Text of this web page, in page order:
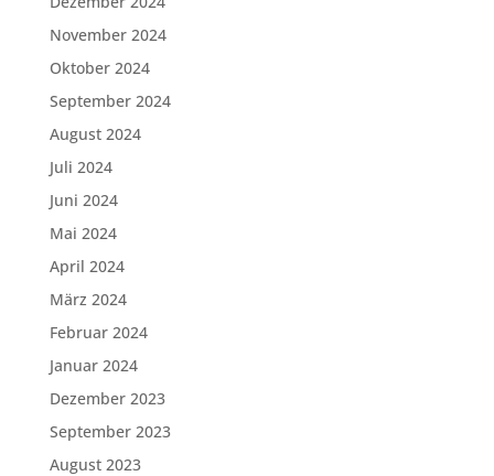
November 2024
Oktober 2024
September 2024
August 2024
Juli 2024
Juni 2024
Mai 2024
April 2024
März 2024
Februar 2024
Januar 2024
Dezember 2023
September 2023
August 2023